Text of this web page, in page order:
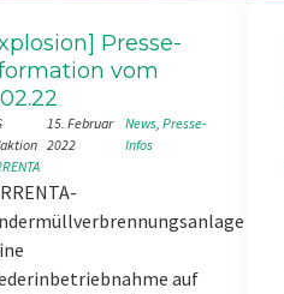
Presse-
vom
15. Februar
2022
News, Presse-
Infos
auf